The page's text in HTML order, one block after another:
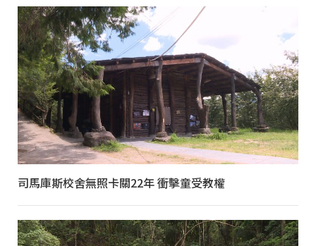
司馬庫斯校舍無照卡關22年 衝擊童受教權